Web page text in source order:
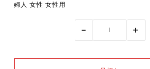
婦人 女性 女性用
- +